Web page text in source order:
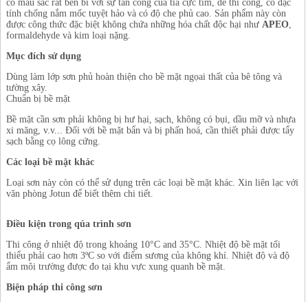
có màu sắc rất bền bỉ với sự tấn công của tia cực tím, dễ thi công, có đặc
tính chống nắm mốc tuyệt hảo và có độ che phủ cao. Sản phẩm này còn
được công thức đặc biệt không chứa những hóa chất độc hại như APEO,
formaldehyde và kim loại nặng.
Mục đích sử dụng
Dùng làm lớp sơn phủ hoàn thiện cho bề mặt ngọai thất của bê tông và
tường xây.
Chuẩn bị bề mặt
Bề mặt cần sơn phải không bị hư hại, sạch, không có bụi, dầu mỡ và nhựa
xi măng, v.v... Đối với bề mặt bẩn và bị phấn hoá, cần thiết phải được tẩy
sạch bằng cọ lông cứng.
Các loại bề mặt khác
Loại sơn này còn có thể sử dụng trên các loại bề mặt khác. Xin liên lạc với
văn phòng Jotun để biết thêm chi tiết.
Điều kiện trong qúa trình sơn
Thi công ở nhiệt độ trong khoảng 10°C and 35°C. Nhiệt độ bề mặt tối
thiểu phải cao hơn 3ºC so với điểm sương của không khí. Nhiệt độ và độ
ẩm môi trường được đo tại khu vực xung quanh bề mặt.
Biện pháp thi công sơn